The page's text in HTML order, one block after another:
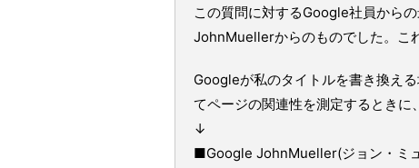
この質問に対するGoogle社員から
JohnMuellerからのものでした。こ
Googleが私のタイトルを書き換え
てページの関連性を測定するときに
↓
■Google JohnMueller(ジョン・ミ